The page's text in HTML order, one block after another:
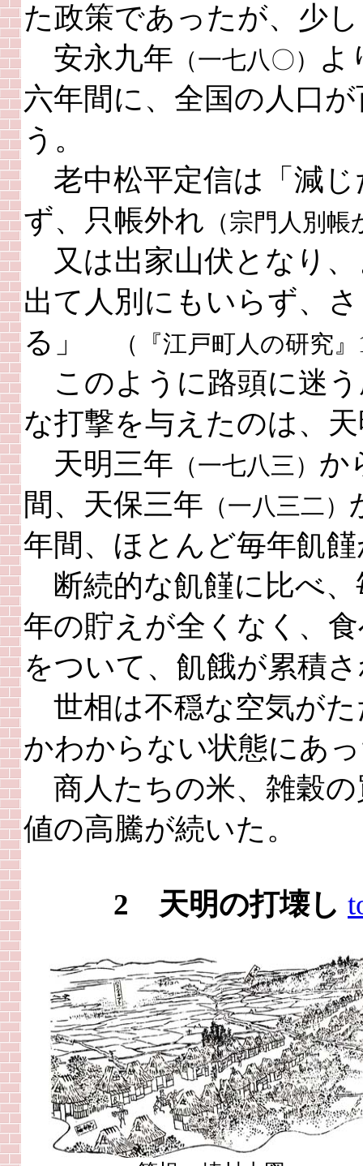
た政策であったが、少
安永九年 （一七八〇）
よ
六年間に、全国の人口
う。
老中松平定信は「減
ず、只帳外れ （宗門人別
又は出家山伏となり
出て人別にもいらず、
る」
（『江戸町人の研究
このように路頭に迷う
な打撃を与えたのは、
天明三年 （一七八三） か
間、天保三年 （一八三二）
年間、ほとんど毎年飢
断続的な飢饉に比べ、
年の貯えが全くなく、
をついて、飢餓が累積
世相は不穏な空気がた
かわからない状態にあ
商人たちの米、雑穀
値の高騰が続いた。
2 天明の打壊し